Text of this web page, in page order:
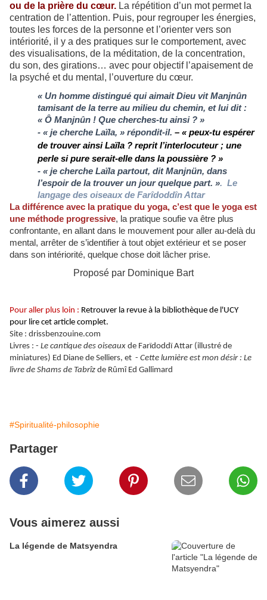
ou de la prière du cœur. La répétition d’un mot permet la
centration de l’attention. Puis, pour regrouper les énergies,
toutes les forces de la personne et l’orienter vers son
intériorité, il y a des pratiques sur le comportement, avec
des visualisations, de la méditation, de la concentration,
du son, des girations… avec pour objectif l’apaisement de
la psyché et du mental, l’ouverture du cœur.
« Un homme distingué qui aimait Dieu vit Manjnûn
tamisant de la terre au milieu du chemin, et lui dit :
« Ô Manjnûn ! Que cherches-tu ainsi ? »
- « je cherche Laïla, » répondit-il. – « peux-tu espérer
de trouver ainsi Laïla ? reprit l’interlocuteur ; une
perle si pure serait-elle dans la poussière ? »
- « je cherche Laïla partout, dit Manjnün, dans
l’espoir de la trouver un jour quelque part. ». Le
langage des oiseaux de Farîdoddîn Attar
La différence avec la pratique du yoga, c’est que le yoga est
une méthode progressive, la pratique soufie va être plus
confrontante, en allant dans le mouvement pour aller au-delà du
mental, arrêter de s’identifier à tout objet extérieur et se poser
dans son intériorité, quelque chose doit lâcher prise.
Proposé par Dominique Bart
Pour aller plus loin : Retrouver la revue à la bibliothèque de l'UCY
pour lire cet article complet.
Site : drissbenzouine.com
Livres : - Le cantique des oiseaux de Farïdoddï Attar (illustré de
miniatures) Ed Diane de Selliers, et - Cette lumière est mon désir : Le
livre de Shams de Tabrîz de Rûmî Ed Gallimard
#Spiritualité-philosophie
Partager
Vous aimerez aussi
La légende de Matsyendra